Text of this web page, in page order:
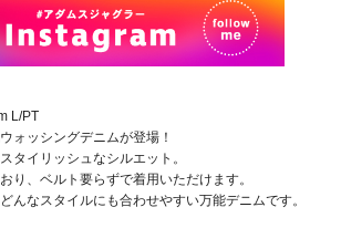
L/PT
ォッシングデニムが登場！
タイリッシュなシルエット。
り、ベルト要らずで着用いただけます。
んなスタイルにも合わせやすい万能デニムです。